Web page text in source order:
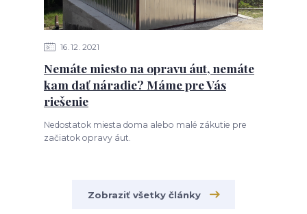
16 12 2021
Nemáte miesto na opravu áut, nemáte
kam dať náradie? Máme pre Vás
riešenie
Nedostatok miesta doma alebo malé zákutie pre
začiatok opravy áut.
Zobraziť všetky články